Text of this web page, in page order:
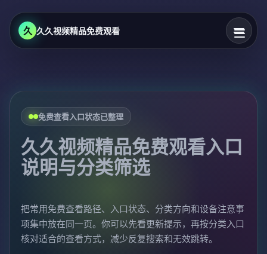
久 久久视频精品免费观看
免费查看入口状态已整理
久久视频精品免费观看入口
说明与分类筛选
把常用免费查看路径、入口状态、分类方向和设备注意事
项集中放在同一页。你可以先看更新提示，再按分类入口
核对适合的查看方式，减少反复搜索和无效跳转。